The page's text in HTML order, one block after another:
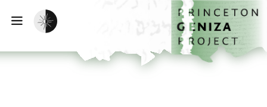
إلى المحتوى الرئيسي
الرئيسية
تفعيل الوضع المظلم